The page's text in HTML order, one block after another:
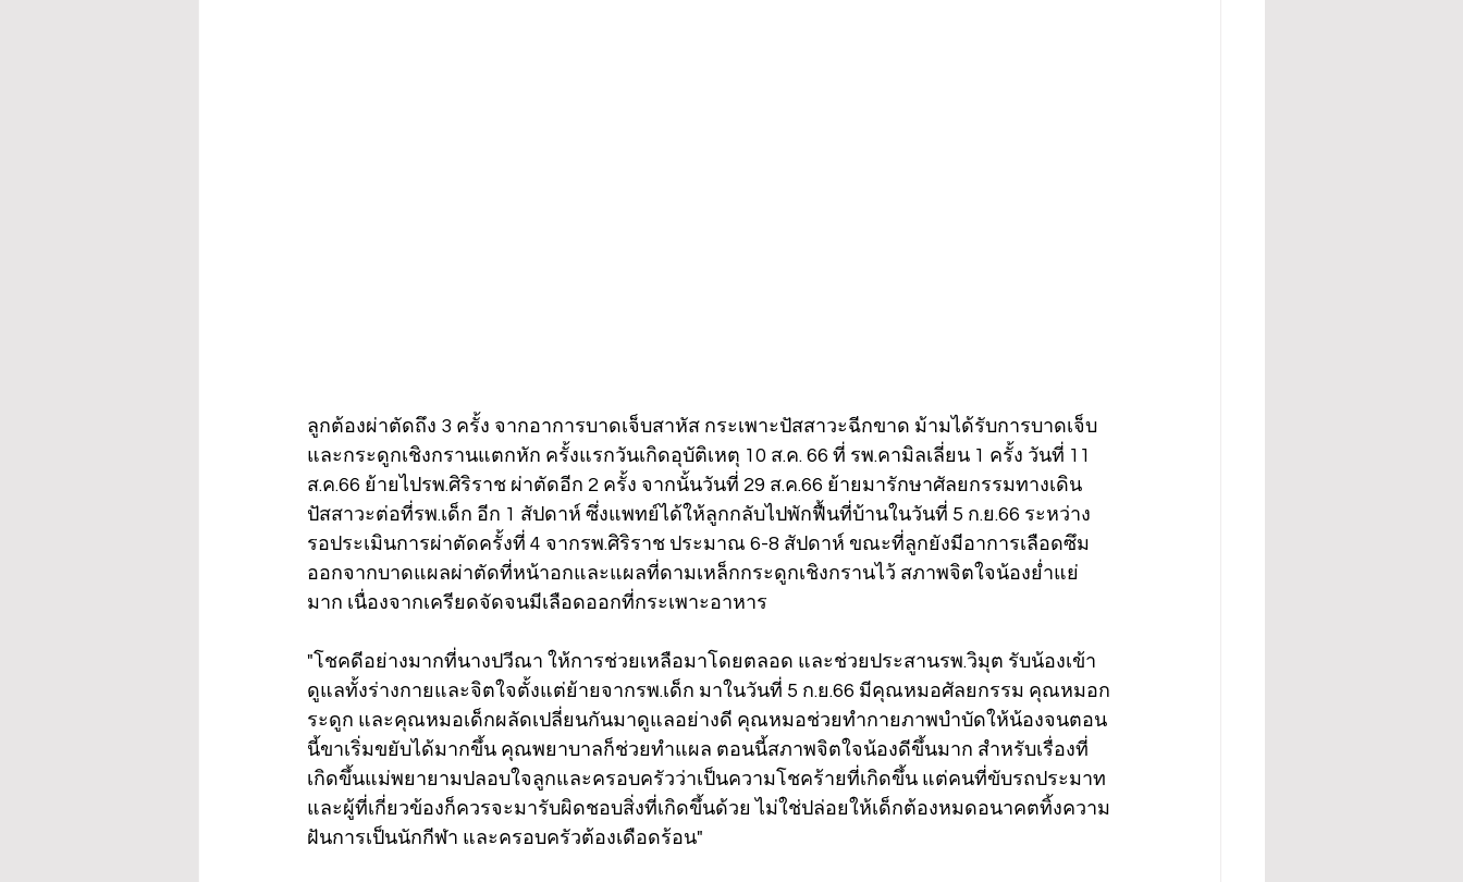
ลูกต้องผ่าตัดถึง 3 ครั้ง จากอาการบาดเจ็บสาหัส กระเพาะปัสสาวะฉีกขาด ม้ามได้รับการบาดเจ็บ
และกระดูกเชิงกรานแตกหัก ครั้งแรกวันเกิดอุบัติเหตุ 10 ส.ค. 66 ที่ รพ.คามิลเลี่ยน 1 ครั้ง วันที่ 11
ส.ค.66 ย้ายไปรพ.ศิริราช ผ่าตัดอีก 2 ครั้ง จากนั้นวันที่ 29 ส.ค.66 ย้ายมารักษาศัลยกรรมทางเดิน
ปัสสาวะต่อที่รพ.เด็ก อีก 1 สัปดาห์ ซึ่งแพทย์ได้ให้ลูกกลับไปพักฟื้นที่บ้านในวันที่ 5 ก.ย.66 ระหว่าง
รอประเมินการผ่าตัดครั้งที่ 4 จากรพ.ศิริราช ประมาณ 6-8 สัปดาห์ ขณะที่ลูกยังมีอาการเลือดซึม
ออกจากบาดแผลผ่าตัดที่หน้าอกและแผลที่ดามเหล็กกระดูกเชิงกรานไว้ สภาพจิตใจน้องย่ำแย่
มาก เนื่องจากเครียดจัดจนมีเลือดออกที่กระเพาะอาหาร
"โชคดีอย่างมากที่นางปวีณา ให้การช่วยเหลือมาโดยตลอด และช่วยประสานรพ.วิมุต รับน้องเข้า
ดูแลทั้งร่างกายและจิตใจตั้งแต่ย้ายจากรพ.เด็ก มาในวันที่ 5 ก.ย.66 มีคุณหมอศัลยกรรม คุณหมอก
ระดูก และคุณหมอเด็กผลัดเปลี่ยนกันมาดูแลอย่างดี คุณหมอช่วยทำกายภาพบำบัดให้น้องจนตอน
นี้ขาเริ่มขยับได้มากขึ้น คุณพยาบาลก็ช่วยทำแผล ตอนนี้สภาพจิตใจน้องดีขึ้นมาก สำหรับเรื่องที่
เกิดขึ้นแม่พยายามปลอบใจลูกและครอบครัวว่าเป็นความโชคร้ายที่เกิดขึ้น แต่คนที่ขับรถประมาท
และผู้ที่เกี่ยวข้องก็ควรจะมารับผิดชอบสิ่งที่เกิดขึ้นด้วย ไม่ใช่ปล่อยให้เด็กต้องหมดอนาคตทิ้งความ
ฝันการเป็นนักกีฬา และครอบครัวต้องเดือดร้อน"